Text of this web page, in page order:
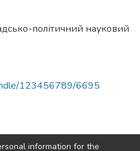
політичний науковий
123456789/6695
information for the